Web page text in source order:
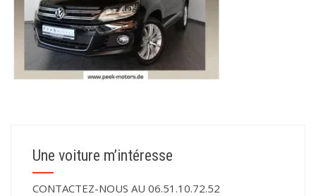
Une voiture m’intéresse
CONTACTEZ-NOUS AU 06.51.10.72.52